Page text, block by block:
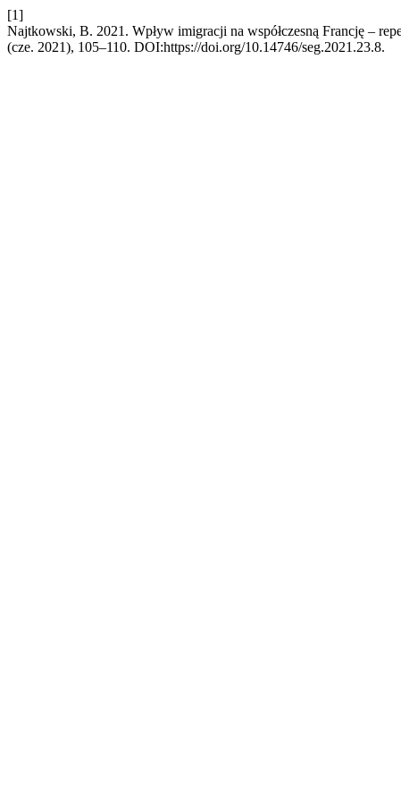
[1]
Najtkowski, B. 2021. Wpływ imigracji na współczesną Francję –
(cze. 2021), 105–110. DOI:https://doi.org/10.14746/seg.2021.23.8.